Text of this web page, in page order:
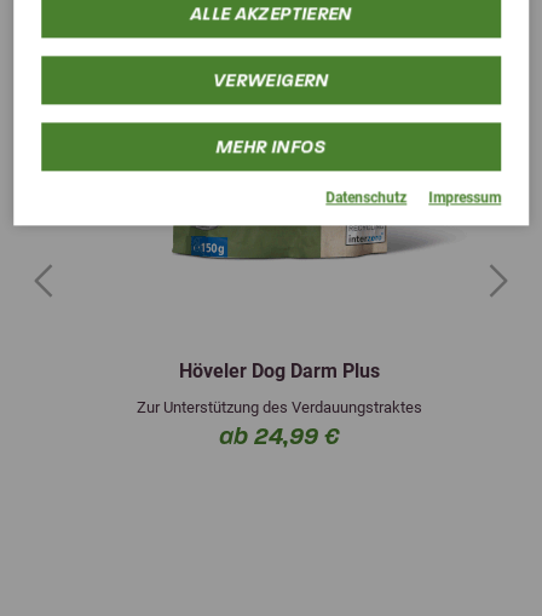
ALLE AKZEPTIEREN
VERWEIGERN
MEHR INFOS
Datenschutz Impressum
Höveler Dog Darm Plus
Zur Unterstützung des Verdauungstraktes
ab 24,99 €
Previous Next